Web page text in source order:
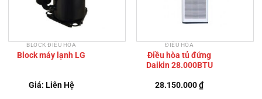
BLOCK ĐIỀU HÒA
Block máy lạnh LG
Giá: Liên Hệ
ĐIỀU HÒA
Điều hòa tủ đứng
Daikin 28.000BTU
28.150.000₫